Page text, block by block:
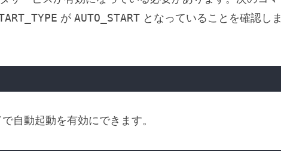
が AUTO_STARTとなっていることを確認しま
自動起動を有効にできます。